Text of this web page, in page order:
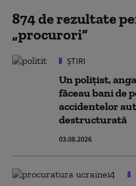
874 de rezultate
procurori
ȘTIRI
Un polițist,
făceau bani de
accidentelor
destructurată
03.08.2026